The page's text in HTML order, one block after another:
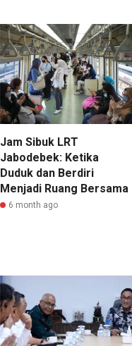
Jam Sibuk LRT
Jabodebek: Ketika
Duduk dan Berdiri
Menjadi Ruang Bersama
6 month ago